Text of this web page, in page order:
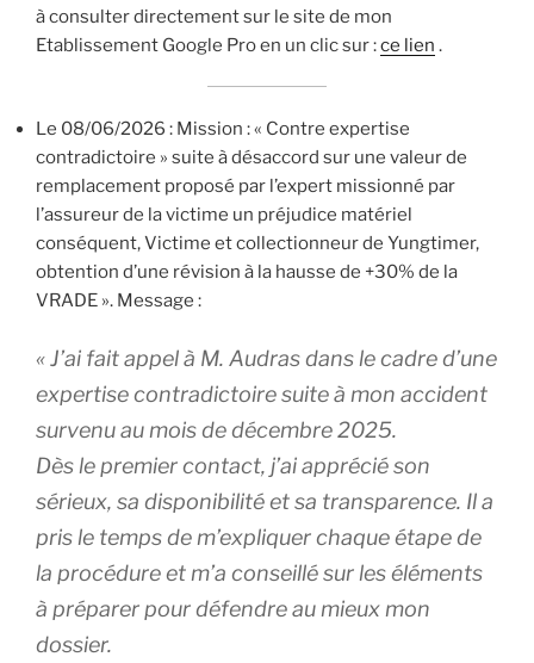
à consulter directement sur le site de mon
Etablissement Google Pro en un clic sur :ce lien .
Le 08/06/2026 : Mission : « Contre expertise
contradictoire » suite à désaccord sur une valeur de
remplacement proposé par l’expert missionné par
l’assureur de la victime un préjudice matériel
conséquent, Victime et collectionneur de Yungtimer,
obtention d’une révision à la hausse de +30% de la
VRADE ». Message :
« J’ai fait appel à M. Audras dans le cadre d’une
expertise contradictoire suite à mon accident
survenu au mois de décembre 2025.
Dès le premier contact, j’ai apprécié son
sérieux, sa disponibilité et sa transparence. Il a
pris le temps de m’expliquer chaque étape de
la procédure et m’a conseillé sur les éléments
à préparer pour défendre au mieux mon
dossier.